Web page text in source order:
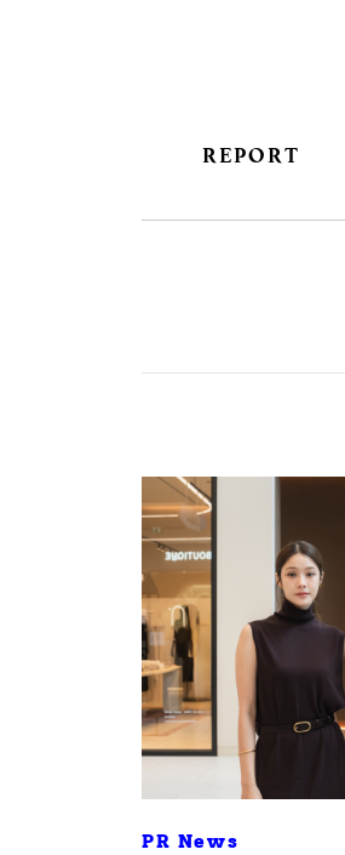
REPORT
PR News